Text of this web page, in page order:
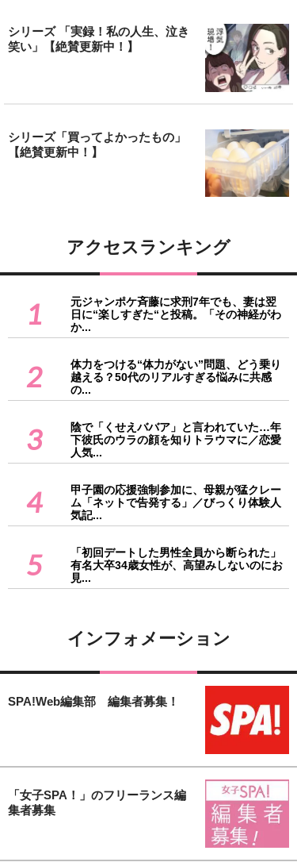
シリーズ 「実録！私の人生、泣き
笑い」【絶賛更新中！】
シリーズ「買ってよかったもの」
【絶賛更新中！】
アクセスランキング
1
元ジャンポケ斉藤に求刑7年でも、妻は翌
日に“楽しすぎた“と投稿。「その神経がわ
か...
2
体力をつける“体力がない”問題、どう乗り
越える？50代のリアルすぎる悩みに共感
の...
3
陰で「くせえババア」と言われていた…年
下彼氏のウラの顔を知りトラウマに／恋愛
人気...
4
甲子園の応援強制参加に、母親が猛クレー
ム「ネットで告発する」／びっくり体験人
気記...
5
「初回デートした男性全員から断られた」
有名大卒34歳女性が、高望みしないのにお
見...
インフォメーション
SPA!Web編集部 編集者募集！
「女子SPA！」のフリーランス編
集者募集